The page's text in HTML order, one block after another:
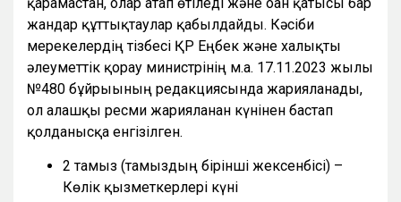
қарамастан, олар атап өтіледі және оған қатысы бар
жандар құттықтаулар қабылдайды. Кәсіби
мерекелердің тізбесі ҚР Еңбек және халықты
әлеуметтік қорғау министрінің м.а. 17.11.2023 жылғы
№480 бұйрығының редакциясында жарияланады,
ол алғашқы ресми жарияланған күнінен бастап
қолданысқа енгізілген.
2 тамыз (тамыздың бірінші жексенбісі) –
Көлік қызметкерлері күні